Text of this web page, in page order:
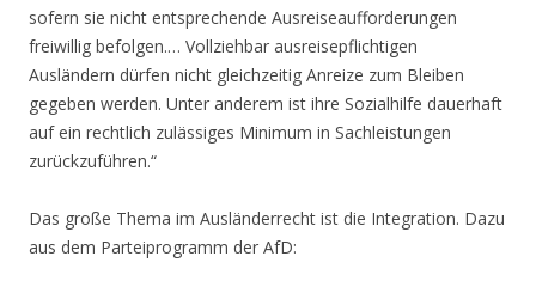
sofern sie nicht entsprechende Ausreiseaufforderungen
freiwillig befolgen.… Vollziehbar ausreisepflichtigen
Ausländern dürfen nicht gleichzeitig Anreize zum Bleiben
gegeben werden. Unter anderem ist ihre Sozialhilfe dauerhaft
auf ein rechtlich zulässiges Minimum in Sachleistungen
zurückzuführen.“
Das große Thema im Ausländerrecht ist die Integration. Dazu
aus dem Parteiprogramm der AfD: